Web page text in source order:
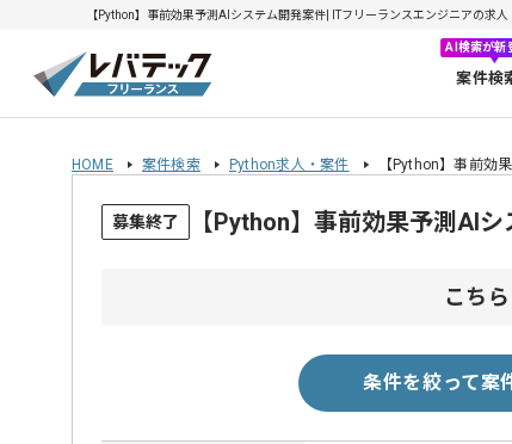
【Python】事前効果予測AIシステム開発案件| ITフリーランスエンジニアの求
AI検索が新
案件検
HOME 案件検索 Python求人・案件 【Python】事前効
募集終了 【Python】事前効果予測AI
こち
条件を絞って案